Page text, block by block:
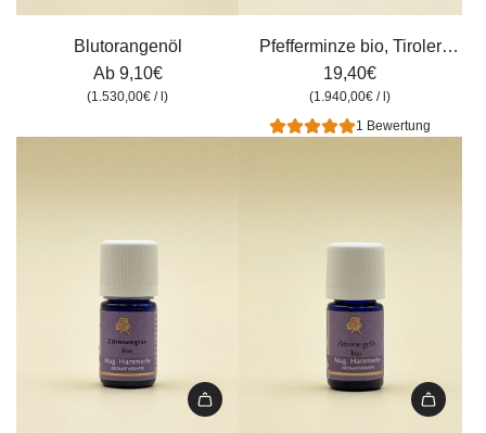
Blutorangenöl
Ab 9,10€
(1.530,00€ /l)
Pfefferminze
bio,
Kräuterhof,
10
Pfefferminze bio, Tiroler
Kräuterhof, 10 ml
19,40€
(1.940,00€ /l)
1 Bewertung